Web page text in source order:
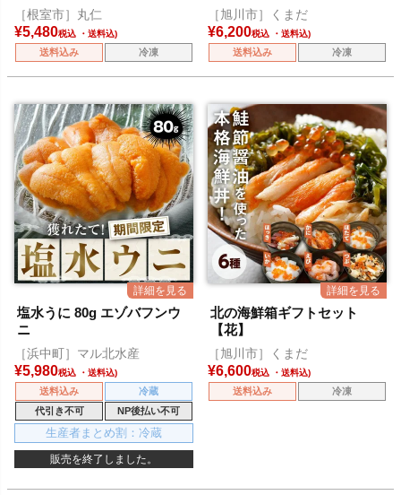
［根室市］丸仁
¥5,480税込
送料込み 冷凍
［旭川市］くまだ
¥6,200税込
送料込み 冷凍
塩水うに 80g エゾバフンウ
ニ
［浜中町］マル北水産
¥5,980税込
送料込み
冷蔵
代引き不可
NP後払い不可
生産者まとめ割：冷蔵
販売を終了しました。
北の海鮮箱ギフトセット
【花】
［旭川市］くまだ
¥6,600税込
送料込み 冷凍